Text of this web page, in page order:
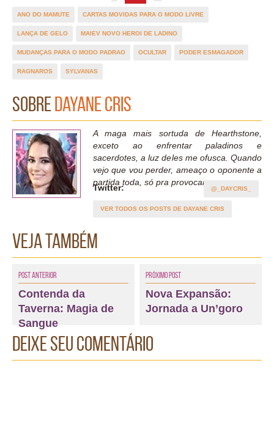
ANO DO MAMUTE CARTAS MOVIDAS PARA O MODO LIVRE
LANÇA DE GELO MAIEV NOVO HEROI DE LADINO
MUDANÇAS PARA O MODO PADRAO OCULTAR PODER ESMAGADOR
RAGNAROS SYLVANAS
SobreDayane Cris
A maga mais sortuda de Hearthstone,
exceto ao enfrentar paladinos e
sacerdotes, a luz deles me ofusca. Quando
vejo que vou perder, ameaço o oponente a
partida toda, só pra provocar.
Twitter: @_DAYCRIS_
VER TODOS OS POSTS DE DAYANE CRIS
Veja também
Post Anterior
Contenda da
Taverna: Magia de
Sangue
Próximo Post
Nova Expansão:
Jornada a Un’goro
Deixe seu comentário